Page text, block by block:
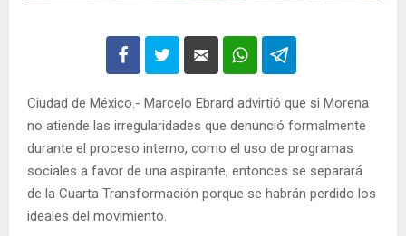
Ciudad de México.- Marcelo Ebrard advirtió que si Morena
no atiende las irregularidades que denunció formalmente
durante el proceso interno, como el uso de programas
sociales a favor de una aspirante, entonces se separará
de la Cuarta Transformación porque se habrán perdido los
ideales del movimiento.